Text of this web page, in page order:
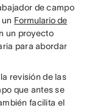
de campo
Formulario de
un proyecto
para abordar
revisión de las
que antes se
facilita el